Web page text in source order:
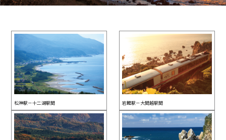
松神駅－十二湖駅間 岩館駅－大間越駅間